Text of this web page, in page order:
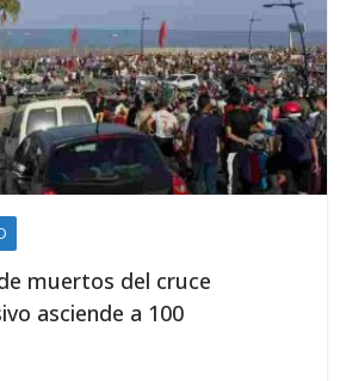
muertos del cruce
asciende a 100